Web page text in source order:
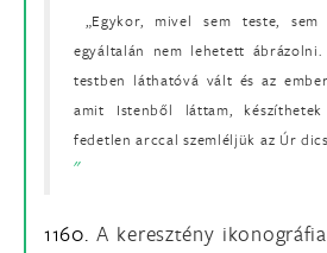
„Egykor, mivel sem teste,
egyáltalán nem lehetett
testben láthatóvá vált és az
amit Istenből láttam,
fedetlen arccal szemléljük az Úr
1160.A keresztény